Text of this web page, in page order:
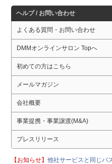
ヘルプ / お問い合わせ
よくある質問・お問い合わせ
DMMオンラインサロン Topへ
初めての方はこちら
メールマガジン
会社概要
事業提携・事業譲渡(M&A)
プレスリリース
【お知らせ】他社サービスと同じパ